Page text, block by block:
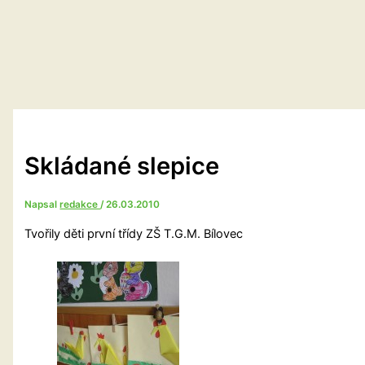
Skládané slepice
Napsalredakce/26.03.2010
Tvořily děti první třídy ZŠ T.G.M. Bílovec